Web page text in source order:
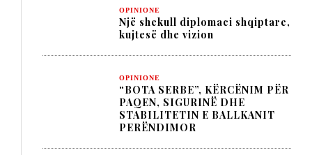
OPINIONE
Një shekull diplomaci shqiptare,
kujtesë dhe vizion
OPINIONE
“BOTA SERBE”, KËRCËNIM PËR
PAQEN, SIGURINË DHE
STABILITETIN E BALLKANIT
PERËNDIMOR